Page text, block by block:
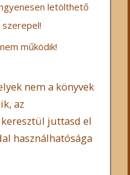
letölthető
működik!
nem a könyvek
az
keresztül juttasd el
használhatósága